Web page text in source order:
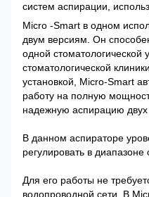
систем аспирации,
Micro -Smart в одном
двум версиям. Он
одной стоматологической
стоматологической
установкой, Micro-Smart
работу на полную
надежную аспирацию двух
В данном аспираторе
регулировать в
Для его работы не
водопроводной сети. В